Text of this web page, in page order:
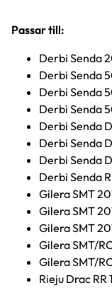
Passar till:
Derbi Senda
Derbi Senda
Derbi Senda
Derbi Senda
Derbi Senda
Derbi Senda
Derbi Senda
Derbi Senda
Gilera SMT
Gilera SMT
Gilera SMT
Gilera SMT/
Gilera SMT/
Rieju Drac